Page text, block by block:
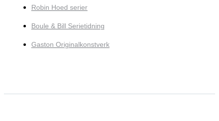
Robin Hoed serier
Boule & Bill Serietidning
Gaston Originalkonstverk